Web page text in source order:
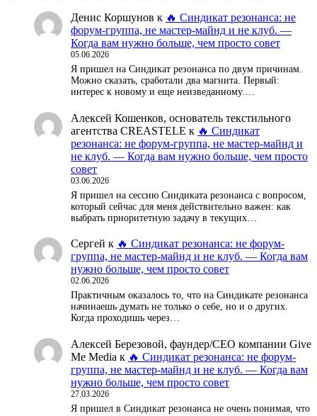
Денис Коршунов к 🔥 Синдикат резонанса: не
форум-группа, не мастер-майнд и не клуб. —
Когда вам нужно больше, чем просто совет
05.06.2026
Я пришел на Синдикат резонанса по двум причинам.
Можно сказать, сработали два магнита. Первый:
интерес к новому и еще неизведанному.…
Алексей Кошенков, основатель текстильного
агентства CREASTELE к 🔥 Синдикат
резонанса: не форум-группа, не мастер-майнд и
не клуб. — Когда вам нужно больше, чем просто
совет
03.06.2026
Я пришел на сессию Синдиката резонанса с вопросом,
который сейчас для меня действительно важен: как
выбрать приоритетную задачу в текущих…
Сергей к 🔥 Синдикат резонанса: не форум-
группа, не мастер-майнд и не клуб. — Когда вам
нужно больше, чем просто совет
02.06.2026
Практичным оказалось то, что на Синдикате резонанса
начинаешь думать не только о себе, но и о других.
Когда проходишь через…
Алексей Березовой, фаундер/СЕО компании Give
Me Media к 🔥 Синдикат резонанса: не форум-
группа, не мастер-майнд и не клуб. — Когда вам
нужно больше, чем просто совет
27.03.2026
Я пришел в Синдикат резонанса не очень понимая, что